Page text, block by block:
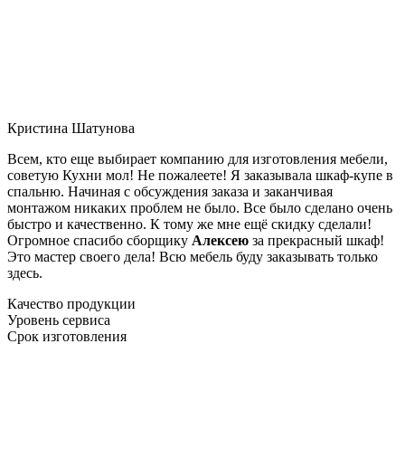
Кристина Шатунова
Всем, кто еще выбирает компанию для изготовления мебели,
советую Кухни мол! Не пожалеете! Я заказывала шкаф-купе в
спальню. Начиная с обсуждения заказа и заканчивая
монтажом никаких проблем не было. Все было сделано очень
быстро и качественно. К тому же мне ещё скидку сделали!
Огромное спасибо сборщику Алексею за прекрасный шкаф!
Это мастер своего дела! Всю мебель буду заказывать только
здесь.
Качество продукции
Уровень сервиса
Срок изготовления